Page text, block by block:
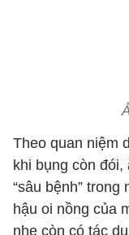
Theo quan niệm
khi bụng còn
“sâu bệnh”
hậu oi nồng của
nhẹ còn có tác